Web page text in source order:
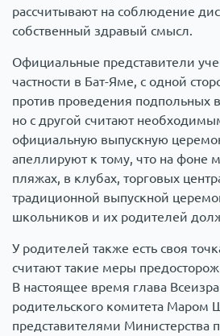
рассчитывают на соблюдение
собственный здравый смысл.
Официальные представители
частности в Бат-Яме, с одной
против проведения подпольных
но с другой считают
официальную выпускную
апеллируют к тому, что на фоне
пляжах, в клубах, торговых
традиционной выпускной
школьников и их родителей
У родителей также есть своя
считают такие меры
В настоящее время глава
родительского комитета Маром
представителями Министерства